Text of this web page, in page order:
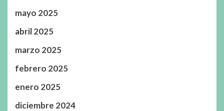
mayo 2025
abril 2025
marzo 2025
febrero 2025
enero 2025
diciembre 2024